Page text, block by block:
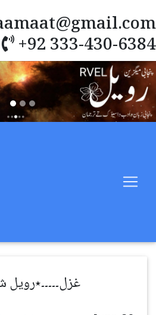
+92 333-430-6384